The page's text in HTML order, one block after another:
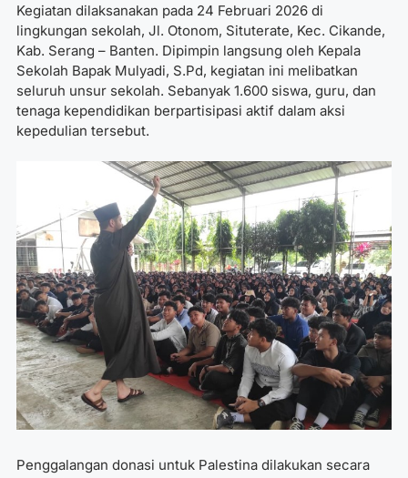
Kegiatan dilaksanakan pada 24 Februari 2026 di
lingkungan sekolah, Jl. Otonom, Situterate, Kec. Cikande,
Kab. Serang – Banten. Dipimpin langsung oleh Kepala
Sekolah Bapak Mulyadi, S.Pd, kegiatan ini melibatkan
seluruh unsur sekolah. Sebanyak 1.600 siswa, guru, dan
tenaga kependidikan berpartisipasi aktif dalam aksi
kepedulian tersebut.
Penggalangan donasi untuk Palestina dilakukan secara